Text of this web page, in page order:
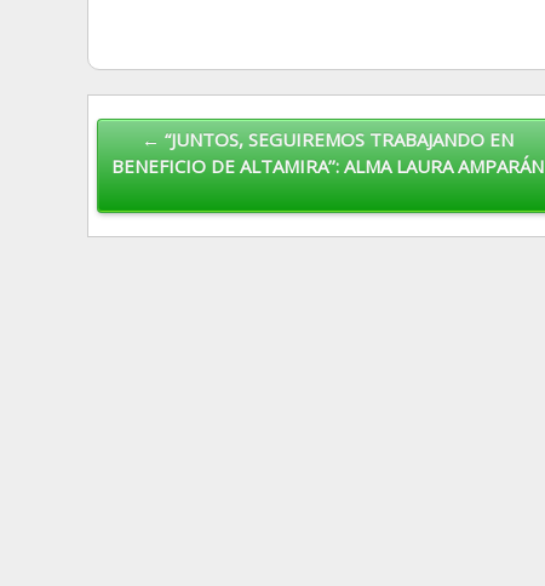
← “JUNTOS, SEGUIREMOS TRABAJANDO EN
BENEFICIO DE ALTAMIRA’’: ALMA LAURA AMPARÁN